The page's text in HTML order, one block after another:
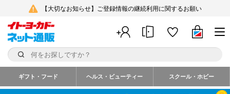
【大切なお知らせ】ご登録情報の継続利用に関するお願い
ギフト・フード ヘルス・ビューティー スクール・ホビー